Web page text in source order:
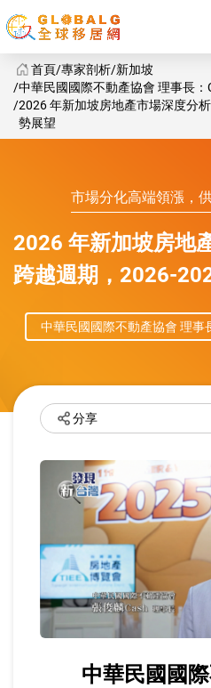
首頁 專家剖析 新加坡
中華民國國際不動產協會 理事長
2026 年新加坡房地產市場深度分
勢展望
市場分化高端領漲，
2026 年新加坡房地
跨越週期，2026-
中華民國國際不動產協會 理
分享
中華民國國